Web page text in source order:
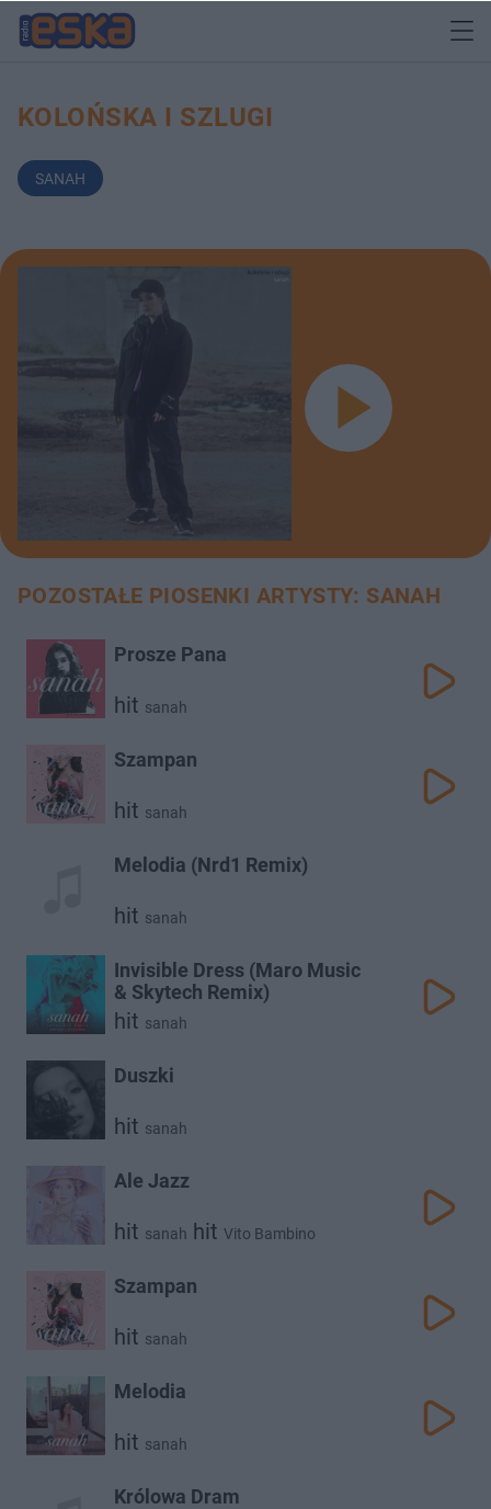
KOLOŃSKA I SZLUGI
SANAH
POZOSTAŁE PIOSENKI ARTYSTY: SANAH
Prosze Pana
hit sanah
Szampan
hit sanah
Melodia (Nrd1 Remix)
hit sanah
Invisible Dress (Maro Music
& Skytech Remix)
hit sanah
Duszki
hit sanah
Ale Jazz
hit sanah hit Vito Bambino
Szampan
hit sanah
Melodia
hit sanah
Królowa Dram